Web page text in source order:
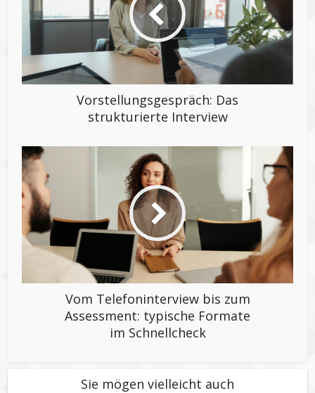
Vorstellungsgespräch: Das
strukturierte Interview
Vom Telefoninterview bis zum
Assessment: typische Formate
im Schnellcheck
Sie mögen vielleicht auch